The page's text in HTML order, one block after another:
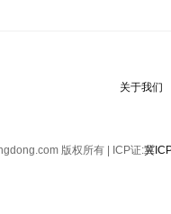
关于我们
版权所有 | ICP证:冀